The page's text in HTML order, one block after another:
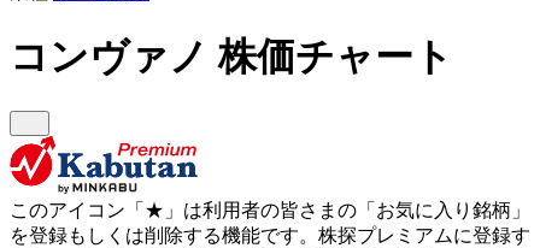
コンヴァノ株価チャート
このアイコン 「★」 は利用者の皆さまの 「お気に入り銘柄」
を登録もしくは削除する機能です。 株探プレミアムに登録す